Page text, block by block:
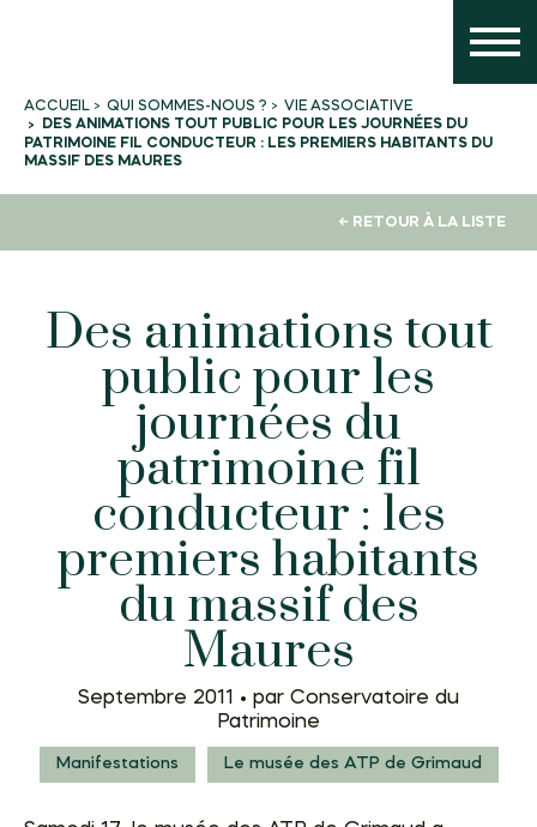
ACCUEIL QUI SOMMES-NOUS ?
VIE ASSOCIATIVE
DES ANIMATIONS TOUT PUBLIC POUR LES JOURNÉES DU
PATRIMOINE FIL CONDUCTEUR : LES PREMIERS HABITANTS DU
MASSIF DES MAURES
← RETOUR À LA LISTE
Des animations tout
public pour les
journées du
patrimoine fil
conducteur : les
premiers habitants
du massif des
Maures
Septembre 2011 • par Conservatoire du
Patrimoine
Manifestations Le musée des ATP de Grimaud